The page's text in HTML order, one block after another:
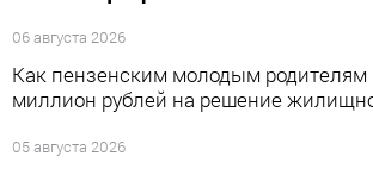
06 августа 2026
Как пензенским молодым родителям
миллион рублей на решение
05 августа 2026